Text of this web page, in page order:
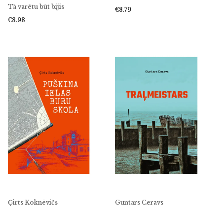
Tā varētu būt bijis
€8.98
€8.79
Ģirts Koknēvičs Guntars Ceravs